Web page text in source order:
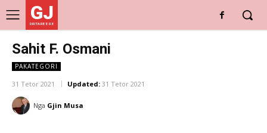
GJ
DRITARE E RE
Sahit F. Osmani
PAKATEGORI
31 Tetor 2021 Updated: 31 Tetor 2021
Nga Gjin Musa